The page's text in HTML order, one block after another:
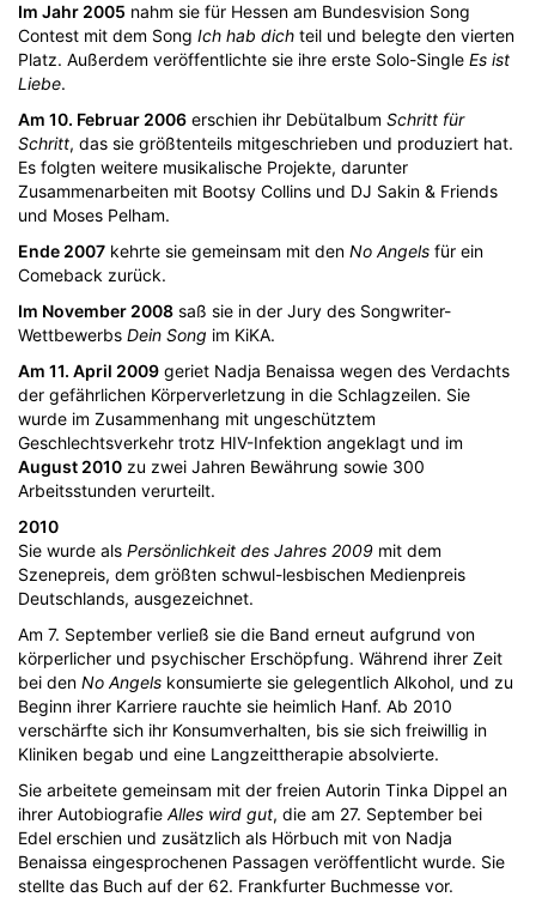
Im Jahr 2005 nahm sie für Hessen am Bundesvision Song
Contest mit dem Song Ich hab dich teil und belegte den vierten
Platz. Außerdem veröffentlichte sie ihre erste Solo-Single Es ist
Liebe.
Am 10. Februar 2006 erschien ihr Debütalbum Schritt für
Schritt, das sie größtenteils mitgeschrieben und produziert hat.
Es folgten weitere musikalische Projekte, darunter
Zusammenarbeiten mit Bootsy Collins und DJ Sakin & Friends
und Moses Pelham.
Ende 2007 kehrte sie gemeinsam mit den No Angels für ein
Comeback zurück.
Im November 2008 saß sie in der Jury des Songwriter-
Wettbewerbs Dein Song im KiKA.
Am 11. April 2009 geriet Nadja Benaissa wegen des Verdachts
der gefährlichen Körperverletzung in die Schlagzeilen. Sie
wurde im Zusammenhang mit ungeschütztem
Geschlechtsverkehr trotz HIV-Infektion angeklagt und im
August 2010 zu zwei Jahren Bewährung sowie 300
Arbeitsstunden verurteilt.
2010
Sie wurde als Persönlichkeit des Jahres 2009 mit dem
Szenepreis, dem größten schwul-lesbischen Medienpreis
Deutschlands, ausgezeichnet.
Am 7. September verließ sie die Band erneut aufgrund von
körperlicher und psychischer Erschöpfung. Während ihrer Zeit
bei den No Angels konsumierte sie gelegentlich Alkohol, und zu
Beginn ihrer Karriere rauchte sie heimlich Hanf. Ab 2010
verschärfte sich ihr Konsumverhalten, bis sie sich freiwillig in
Kliniken begab und eine Langzeittherapie absolvierte.
Sie arbeitete gemeinsam mit der freien Autorin Tinka Dippel an
ihrer Autobiografie Alles wird gut, die am 27. September bei
Edel erschien und zusätzlich als Hörbuch mit von Nadja
Benaissa eingesprochenen Passagen veröffentlicht wurde. Sie
stellte das Buch auf der 62. Frankfurter Buchmesse vor.